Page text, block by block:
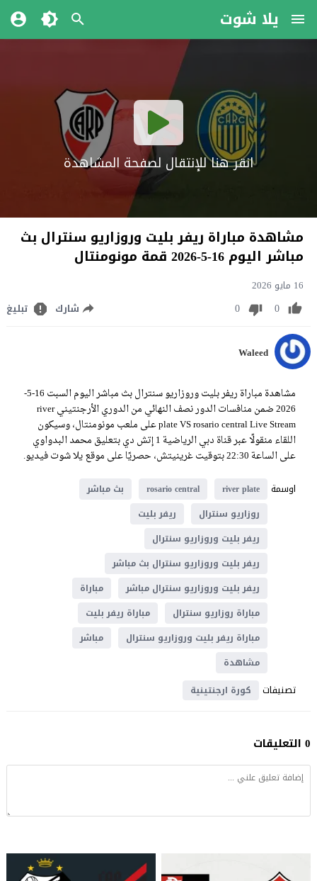
يلا شوت
انقر هنا للإنتقال لصفحة المشاهدة
مشاهدة مباراة ريفر بليت وروزاريو سنترال بث
مباشر اليوم 16-5-2026 قمة مونومنتال
16 مايو 2026
0
0 شارك تبليغ
Waleed
مشاهدة مباراة ريفر بليت وروزاريو سنترال بث مباشر اليوم السبت 16-5-
2026 ضمن منافسات الدور نصف النهائي من الدوري الأرجنتيني river
plate VS rosario central Live Stream على ملعب مونومنتال، وسيكون
اللقاء منقولًا عبر قناة دبي الرياضية 1 إتش دي بتعليق محمد البدواوي
على الساعة 22:30 بتوقيت غرينيتش، حصريًا على موقع يلا شوت فيديو.
اوسمة
river plate
rosario central
بث مباشر
روزاريو سنترال
ريفر بليت
ريفر بليت وروزاريو سنترال
ريفر بليت وروزاريو سنترال بث مباشر
ريفر بليت وروزاريو سنترال مباشر
مباراة
مباراة روزاريو سنترال
مباراة ريفر بليت
مباراة ريفر بليت وروزاريو سنترال
مباشر
مشاهدة
تصنيفات كورة ارجنتينية
0 التعليقات